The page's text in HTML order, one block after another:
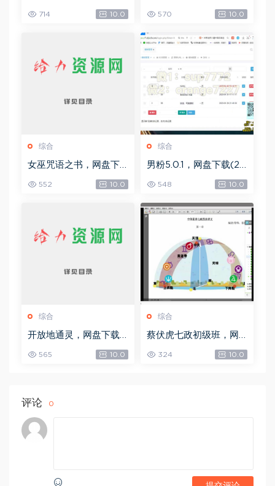
6G)
714 10.0
G)
570 10.0
综合
女巫咒语之书，网盘下
552 10.0
综合
男粉5.0.1，网盘下载(25
548 10.0
综合
开放地通灵，网盘下载
565 10.0
综合
蔡伏虎七政初级班，网
324 10.0
评论 0